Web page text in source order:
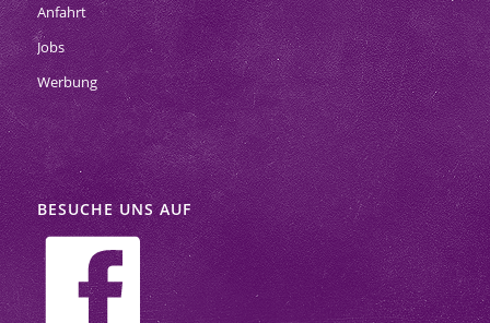
Anfahrt
Jobs
Werbung
BESUCHE UNS AUF